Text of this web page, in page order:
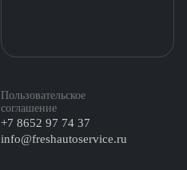
Пользовательское
соглашение
+7 8652 97 74 37
info@freshautoservice.ru